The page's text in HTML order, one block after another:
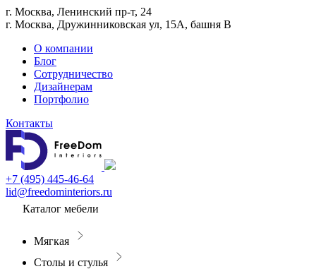
г. Москва, Ленинский пр-т, 24
г. Москва, Дружинниковская ул, 15А, башня В
О компании
Блог
Сотрудничество
Дизайнерам
Портфолио
Контакты
+7 (495) 445-46-64
lid@freedominteriors.ru
Каталог мебели
Мягкая
Столы и стулья